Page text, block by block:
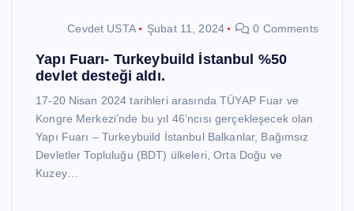
Cevdet USTA Şubat 11, 2024 0 Comments
Yapı Fuarı- Turkeybuild İstanbul %50
devlet desteği aldı.
17-20 Nisan 2024 tarihleri arasında TÜYAP Fuar ve
Kongre Merkezi’nde bu yıl 46’ncısı gerçekleşecek olan
Yapı Fuarı – Turkeybuild İstanbul Balkanlar, Bağımsız
Devletler Topluluğu (BDT) ülkeleri, Orta Doğu ve
Kuzey…